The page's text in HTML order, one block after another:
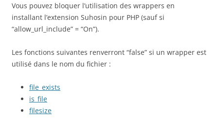
Vous pouvez bloquer l’utilisation des wrappers en
installant l’extension Suhosin pour PHP (sauf si
“allow_url_include” = “On”).
Les fonctions suivantes renverront “false” si un wrapper est
utilisé dans le nom du fichier :
file_exists
is_file
filesize